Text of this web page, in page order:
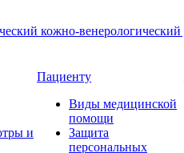
и
Пациенту
Виды медицинской
помощи
Защита
персональных